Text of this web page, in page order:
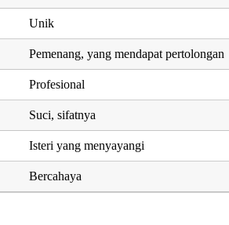
Unik
Pemenang, yang mendapat pertolongan
Profesional
Suci, sifatnya
Isteri yang menyayangi
Bercahaya